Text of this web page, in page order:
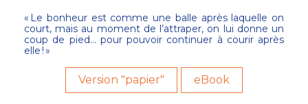
« Le bonheur est comme une balle après laquelle on
court, mais au moment de l’attraper, on lui donne un
coup de pied… pour pouvoir continuer à courir après
elle ! »
Version "papier" eBook